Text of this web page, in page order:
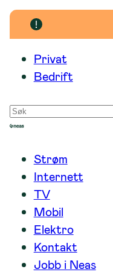
Hopp
Privat
Bedrift
Søk
etter
Strøm
Internett
TV
Mobil
Elektro
Kontakt
Jobb i Neas